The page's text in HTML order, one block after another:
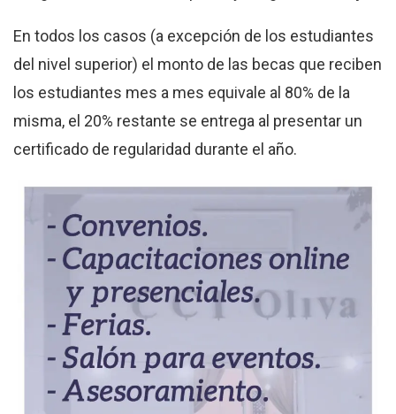
En todos los casos (a excepción de los estudiantes
del nivel superior) el monto de las becas que reciben
los estudiantes mes a mes equivale al 80% de la
misma, el 20% restante se entrega al presentar un
certificado de regularidad durante el año.